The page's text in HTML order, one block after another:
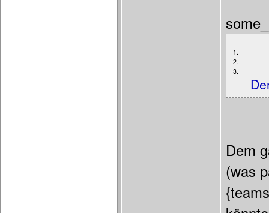
1.
2.
3.
Dem
(was